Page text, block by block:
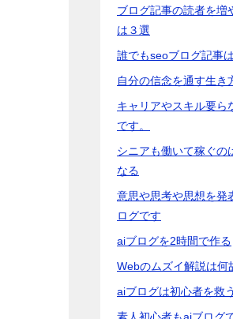
ブログ記事の読者を増
は３選
誰でもseoブログ記事
自分の信念を通す生き
キャリアやスキル要ら
です。
シニアも働いて稼ぐの
なる
意思や思考や思想を発
ログです
aiブログを2時間で作る
Webのムズイ解説は何
aiブログは初心者を救う
素人初心者もaiブログ